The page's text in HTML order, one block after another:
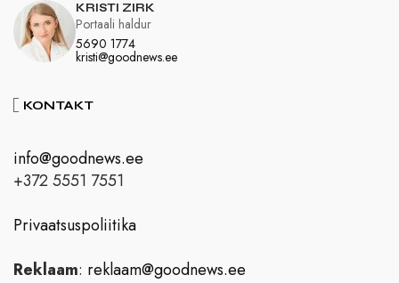
KRISTI ZIRK
5690 1774
kristi@goodnews.ee
Portaali haldur
KONTAKT
info@goodnews.ee
+372 5551 7551
Privaatsuspoliitika
Reklaam: reklaam@goodnews.ee